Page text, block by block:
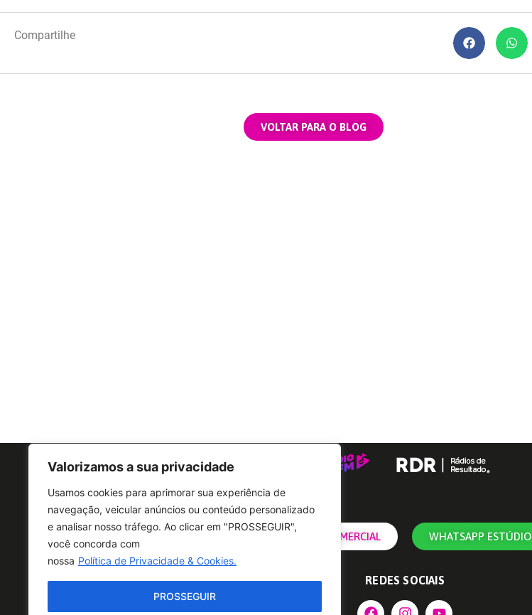
Valorizamos a sua privacidade
Usamos cookies para aprimorar sua experiência de
navegação, veicular anúncios ou conteúdo personalizado
e analisar nosso tráfego. Ao clicar em "PROSSEGUIR",
você concorda com
nossa Política de Privacidade & Cookies.
PROSSEGUIR
Compartilhe
VOLTAR PARA O BLOG
CONTATO COMERCIAL WHATSAPP ESTÚDIO
REDES SOCIAIS